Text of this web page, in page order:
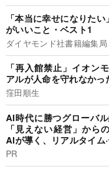
「本当に幸せになりた
がいいこと・ベスト1
ダイヤモンド社書籍編集局
「再入館禁止」イオン
アルが人命を守れなかっ
窪田順生
AI時代に勝つグローバ
「見えない経営」から
AIが導く、リアルタイム
PR